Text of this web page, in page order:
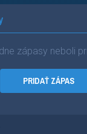
zápasy neboli
PRIDAŤ ZÁPAS